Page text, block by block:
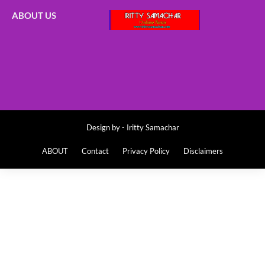
ABOUT US
Design by - Iritty Samachar
ABOUT Contact Privacy Policy Disclaimers